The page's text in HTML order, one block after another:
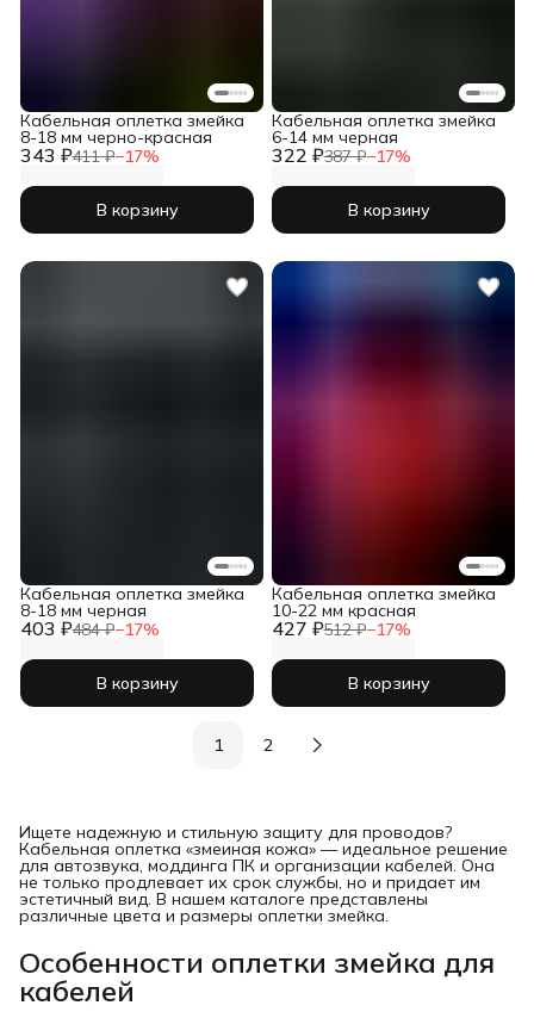
343 ₽411 ₽−17%
Кабельная оплетка змейка
8-18 мм черно-красная
В корзину
322 ₽387 ₽−17%
Кабельная оплетка змейка
6-14 мм черная
В корзину
403 ₽484 ₽−17%
Кабельная оплетка змейка
8-18 мм черная
В корзину
427 ₽512 ₽−17%
Кабельная оплетка змейка
10-22 мм красная
В корзину
1 2
Ищете надежную и стильную защиту для проводов?
Кабельная оплетка «змеиная кожа» — идеальное решение
для автозвука, моддинга ПК и организации кабелей. Она
не только продлевает их срок службы, но и придает им
эстетичный вид. В нашем каталоге представлены
различные цвета и размеры оплетки змейка.
Особенности оплетки змейка для
кабелей